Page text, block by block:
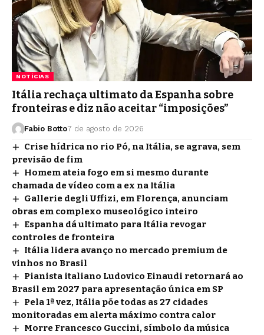
NOTÍCIAS
Itália rechaça ultimato da Espanha sobre
fronteiras e diz não aceitar “imposições”
Fabio Botto7 de agosto de 2026
Crise hídrica no rio Pó, na Itália, se agrava, sem
previsão de fim
Homem ateia fogo em si mesmo durante
chamada de vídeo com a ex na Itália
Gallerie degli Uffizi, em Florença, anunciam
obras em complexo museológico inteiro
Espanha dá ultimato para Itália revogar
controles de fronteira
Itália lidera avanço no mercado premium de
vinhos no Brasil
Pianista italiano Ludovico Einaudi retornará ao
Brasil em 2027 para apresentação única em SP
Pela 1ª vez, Itália põe todas as 27 cidades
monitoradas em alerta máximo contra calor
Morre Francesco Guccini, símbolo da música